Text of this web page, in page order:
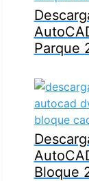
Parque
Bloque